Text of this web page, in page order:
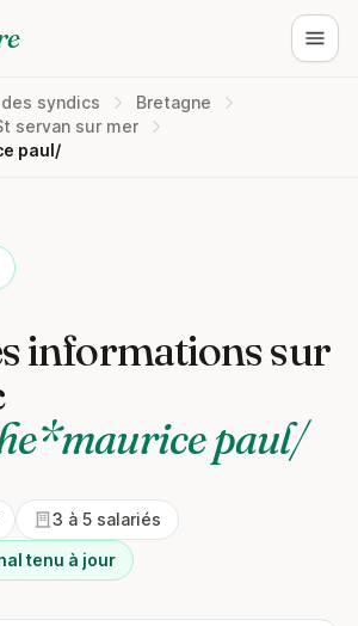
syndics
Bretagne
servan sur mer
paul/
informations sur
paul/
3 à 5 salariés
tenu à jour